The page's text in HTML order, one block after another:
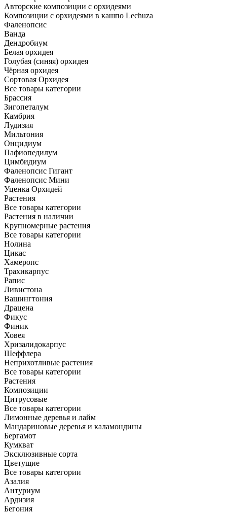
Авторские композиции с орхидеями
Композиции с орхидеями в кашпо Lechuza
Фаленопсис
Ванда
Дендробиум
Белая орхидея
Голубая (синяя) орхидея
Чёрная орхидея
Сортовая Орхидея
Все товары категории
Брассия
Зигопеталум
Камбрия
Лудизия
Мильтония
Онцидиум
Пафиопедилум
Цимбидиум
Фаленопсис Гигант
Фаленопсис Мини
Уценка Орхидей
Растения
Все товары категории
Растения в наличии
Крупномерные растения
Все товары категории
Нолина
Цикас
Хамеропс
Трахикарпус
Рапис
Ливистона
Вашингтония
Драцена
Фикус
Финик
Ховея
Хризалидокарпус
Шеффлера
Неприхотливые растения
Все товары категории
Растения
Композиции
Цитрусовые
Все товары категории
Лимонные деревья и лайм
Мандариновые деревья и каламондины
Бергамот
Кумкват
Эксклюзивные сорта
Цветущие
Все товары категории
Азалия
Антуриум
Ардизия
Бегония